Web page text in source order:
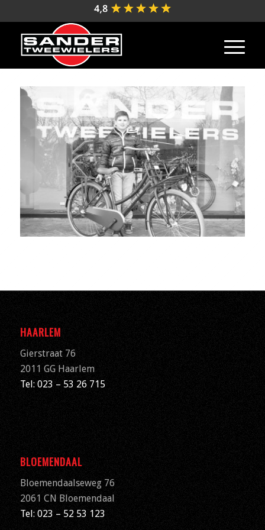
HAARLEM
Gierstraat 76
2011 GG Haarlem
Tel: 023 – 53 26 715
BLOEMENDAAL
Bloemendaalseweg 76
2061 CN Bloemendaal
Tel: 023 – 52 53 123